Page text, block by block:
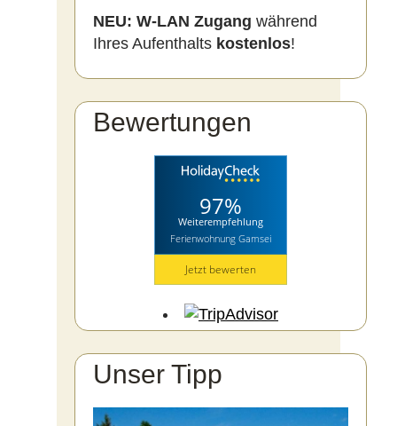
NEU: W-LAN Zugang während
Ihres Aufenthalts kostenlos!
Bewertungen
97%
Weiterempfehlung
Ferienwohnung Gamsei
Jetzt bewerten
Unser Tipp